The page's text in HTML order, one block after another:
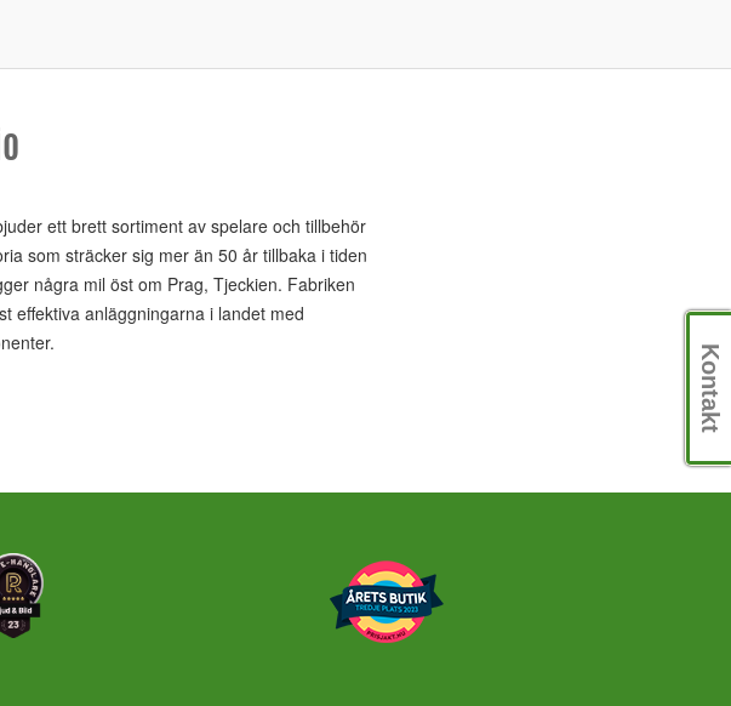
ett brett sortiment av spelare och tillbehör
som sträcker sig mer än 50 år tillbaka i tiden
några mil öst om Prag, Tjeckien. Fabriken
effektiva anläggningarna i landet med
Kontakt